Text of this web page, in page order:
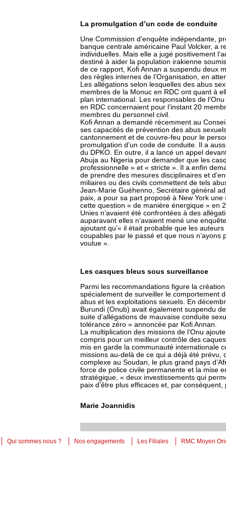
La promulgation d’un code de conduite
Une Commission d’enquête indépendante,
banque centrale américaine Paul Volcker, a
individuelles. Mais elle a jugé positivement
destiné à aider la population irakienne
de ce rapport, Kofi Annan a suspendu deux
des règles internes de l’Organisation, en
Les allégations selon lesquelles des abus
membres de la Monuc en RDC ont quant à
plan international. Les responsables de
en RDC concernaient pour l’instant 20
membres du personnel civil.
Kofi Annan a demandé récemment au
ses capacités de prévention des abus
cantonnement et de couvre-feu pour le
promulgation d’un code de conduite. Il a
du DPKO. En outre, il a lancé un appel
Abuja au Nigeria pour demander que les
professionnelle » et « stricte ». Il a enfin
de prendre des mesures disciplinaires et
miliaires ou des civils commettent de tels
Jean-Marie Guéhenno, Secrétaire général
paix, a pour sa part proposé à New York
cette question « de manière énergique » en
Unies n’avaient été confrontées à des
auparavant elles n’avaient mené une
ajoutant qu’« il était probable que les
coupables par le passé et que nous n’ayons
voulue ».
Les casques bleus sous surveillance
Parmi les recommandations figure la
spécialement de surveiller le comportement
abus et les exploitations sexuels. En
Burundi (Onub) avait également suspendu
suite d’allégations de mauvaise conduite
tolérance zéro » annoncée par Kofi Annan.
La multiplication des missions de l’Onu
compris pour un meilleur contrôle des
mis en garde la communauté internationale
missions au-delà de ce qui a déjà été prévu,
complexe au Soudan, le plus grand pays
force de police civile permanente et la mise
stratégique, « deux investissements qui
paix d’être plus efficaces et, par
Marie Joannidis
Qui sommes nous ? Nos engagements Les Filiales RMC Moyen